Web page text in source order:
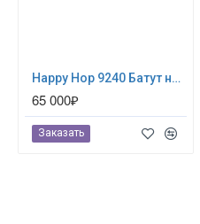
Happy Hop 9240 Батут надувной водная горка «Крокодильчик»
65 000₽
Заказать